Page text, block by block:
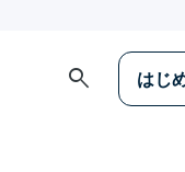
search はじ